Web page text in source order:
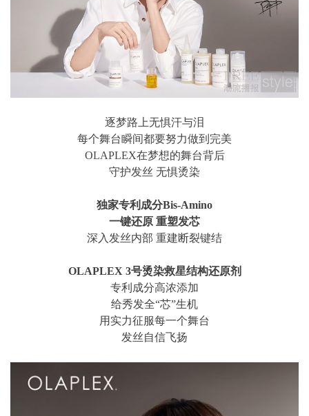
逐梦路上无惧汗与泪
每个舞台瞬间都要努力做到完美
OLAPLEX在梦想的舞台背后
守护发丝 无惧烫染
独家专利成分Bis-Amino
一键还原 重塑发芯
深入发丝内部 重建断裂键结
OLAPLEX 3号烫染救星结构还原剂
专利成分高浓添加
给秀发全“芯”生机
用实力征服每一个舞台
发丝自信飞扬